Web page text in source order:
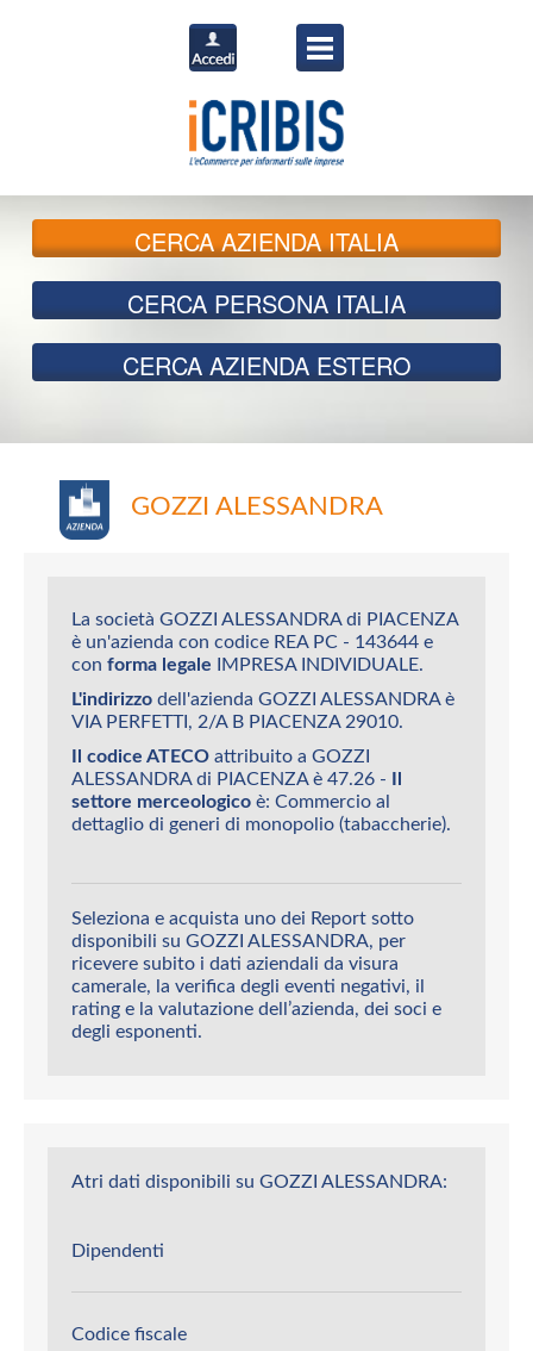
CERCAAZIENDA ITALIA
CERCA PERSONA ITALIA
CERCA AZIENDA ESTERO
GOZZI ALESSANDRA
La società GOZZI ALESSANDRA di PIACENZA
è un'azienda con codice REA PC - 143644 e
con forma legale IMPRESA INDIVIDUALE.
L'indirizzo dell'azienda GOZZI ALESSANDRA è
VIA PERFETTI, 2/A B PIACENZA 29010.
Il codice ATECO attribuito a GOZZI
ALESSANDRA di PIACENZA è 47.26 - Il
settore merceologico è: Commercio al
dettaglio di generi di monopolio (tabaccherie).
Seleziona e acquista uno dei Report sotto
disponibili su GOZZI ALESSANDRA, per
ricevere subito i dati aziendali da visura
camerale, la verifica degli eventi negativi, il
rating e la valutazione dell’azienda, dei soci e
degli esponenti.
Atri dati disponibili su GOZZI ALESSANDRA:
Dipendenti
Codice fiscale